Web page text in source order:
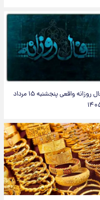
فال روزانه واقعی پنجشنبه ۱۵ مرداد